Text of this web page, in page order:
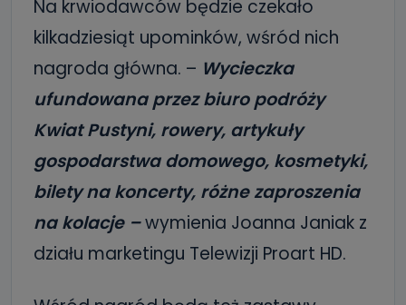
Na krwiodawców będzie czekało
kilkadziesiąt upominków, wśród nich
nagroda główna. – Wycieczka
ufundowana przez biuro podróży
Kwiat Pustyni, rowery, artykuły
gospodarstwa domowego, kosmetyki,
bilety na koncerty, różne zaproszenia
na kolacje –wymienia Joanna Janiak z
działu marketingu Telewizji Proart HD.